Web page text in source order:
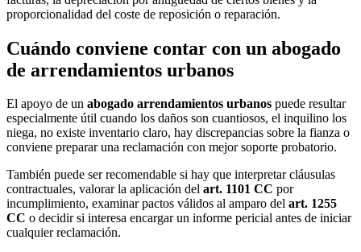
proporcionalidad del coste de reposición o reparación.
Cuándo conviene contar con un abogado
de arrendamientos urbanos
El apoyo de un abogado arrendamientos urbanos puede resultar
especialmente útil cuando los daños son cuantiosos, el inquilino los
niega, no existe inventario claro, hay discrepancias sobre la fianza o
conviene preparar una reclamación con mejor soporte probatorio.
También puede ser recomendable si hay que interpretar cláusulas
contractuales, valorar la aplicación del art. 1101 CC por
incumplimiento, examinar pactos válidos al amparo del art. 1255
CC o decidir si interesa encargar un informe pericial antes de iniciar
cualquier reclamación.